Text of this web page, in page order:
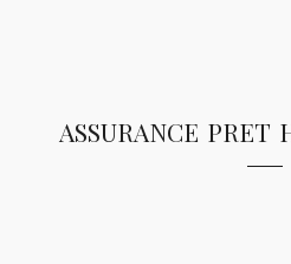
assurance pret